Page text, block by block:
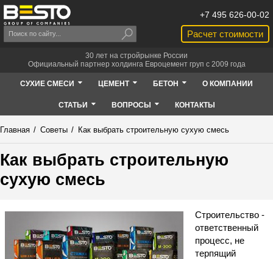
Расчет стоимости
+7 495 626-00-02
30 лет на стройрынке России
Официальный партнер холдинга Евроцемент груп с 2009 года
СУХИЕ СМЕСИ ЦЕМЕНТ БЕТОН О КОМПАНИИ
СТАТЬИ ВОПРОСЫ КОНТАКТЫ
Главная / Советы / Как выбрать строительную сухую смесь
Как выбрать строительную
сухую смесь
Строительство -
ответственный
процесс, не
терпящий